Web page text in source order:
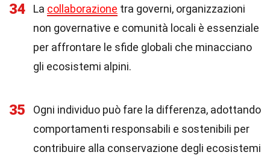
34 La collaborazione tra governi, organizzazioni
non governative e comunità locali è essenziale
per affrontare le sfide globali che minacciano
gli ecosistemi alpini.
35
Ogni individuo può fare la differenza, adottando
comportamenti responsabili e sostenibili per
contribuire alla conservazione degli ecosistemi